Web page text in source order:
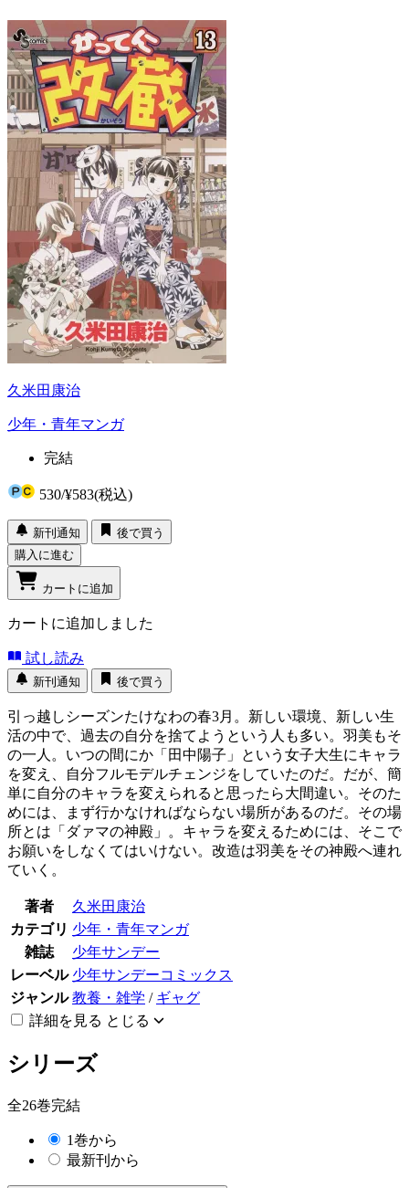
久米田康治
少年・青年マンガ
完結
530/¥583(税込)
新刊通知
後で買う
購入に進む
カートに追加
カートに追加しました
試し読み
新刊通知 後で買う
引っ越しシーズンたけなわの春3月。新しい環境、新しい生
活の中で、過去の自分を捨てようという人も多い。羽美もそ
の一人。いつの間にか「田中陽子」という女子大生にキャラ
を変え、自分フルモデルチェンジをしていたのだ。だが、簡
単に自分のキャラを変えられると思ったら大間違い。そのた
めには、まず行かなければならない場所があるのだ。その場
所とは「ダァマの神殿」。キャラを変えるためには、そこで
お願いをしなくてはいけない。改造は羽美をその神殿へ連れ
ていく。
著者
久米田康治
カテゴリ 少年・青年マンガ
雑誌
少年サンデー
レーベル 少年サンデーコミックス
ジャンル 教養・雑学 / ギャグ
詳細を見る とじる
シリーズ
全26巻完結
1巻から
最新刊から